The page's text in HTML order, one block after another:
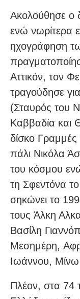
Ακολούθησε ο
ενώ νωρίτερα
ηχογράφηση
Αττικόν, τον
τραγούδησε
(Σταυρός του
Καββαδία και
δίσκο
πάλι Νικόλα
του κόσμου
τη Σφεντόνα
σηκώνει το
τους Άλκη
Βασίλη
Μεσημέρη,
Ιωάννου,
Πλέον, στα 74